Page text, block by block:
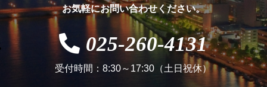
お気軽にお問い合わせください。
025-260-4131
受付時間：8:30～17:30（土日祝休）